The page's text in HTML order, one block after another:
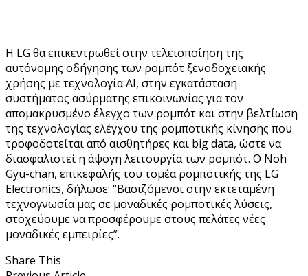
Η LG θα επικεντρωθεί στην τελειοποίηση της
αυτόνομης οδήγησης των ρομπότ ξενοδοχειακής
χρήσης με τεχνολογία AI, στην εγκατάσταση
συστήματος ασύρματης επικοινωνίας για τον
απομακρυσμένο έλεγχο των ρομπότ και στην βελτίωση
της τεχνολογίας ελέγχου της ρομποτικής κίνησης που
τροφοδοτείται από αισθητήρες και big data, ώστε να
διασφαλιστεί η άψογη λειτουργία των ρομπότ. Ο Noh
Gyu-chan, επικεφαλής του τομέα ρομποτικής της LG
Electronics, δήλωσε: “Βασιζόμενοι στην εκτεταμένη
τεχνογνωσία μας σε μοναδικές ρομποτικές λύσεις,
στοχεύουμε να προσφέρουμε στους πελάτες νέες
μοναδικές εμπειρίες”.
Share This